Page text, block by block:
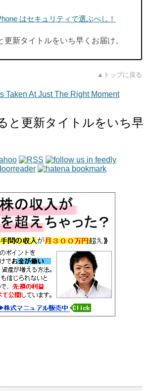
はセキュリティで選ぶべし！
更新タイトルをいち早くお届け。
▲トップに戻る
Taken At Just The Right Moment
と更新タイトルをいち早